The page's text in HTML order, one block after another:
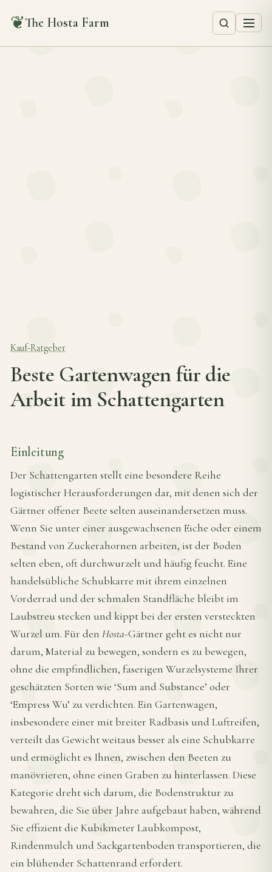
❦The Hosta Farm
Kauf-Ratgeber
Beste Gartenwagen für die
Arbeit im Schattengarten
Einleitung
Der Schattengarten stellt eine besondere Reihe
logistischer Herausforderungen dar, mit denen sich der
Gärtner offener Beete selten auseinandersetzen muss.
Wenn Sie unter einer ausgewachsenen Eiche oder einem
Bestand von Zuckerahornen arbeiten, ist der Boden
selten eben, oft durchwurzelt und häufig feucht. Eine
handelsübliche Schubkarre mit ihrem einzelnen
Vorderrad und der schmalen Standfläche bleibt im
Laubstreu stecken und kippt bei der ersten versteckten
Wurzel um. Für den Hosta-Gärtner geht es nicht nur
darum, Material zu bewegen, sondern es zu bewegen,
ohne die empfindlichen, faserigen Wurzelsysteme Ihrer
geschätzten Sorten wie ‘Sum and Substance’ oder
‘Empress Wu’ zu verdichten. Ein Gartenwagen,
insbesondere einer mit breiter Radbasis und Luftreifen,
verteilt das Gewicht weitaus besser als eine Schubkarre
und ermöglicht es Ihnen, zwischen den Beeten zu
manövrieren, ohne einen Graben zu hinterlassen. Diese
Kategorie dreht sich darum, die Bodenstruktur zu
bewahren, die Sie über Jahre aufgebaut haben, während
Sie effizient die Kubikmeter Laubkompost,
Rindenmulch und Sackgartenboden transportieren, die
ein blühender Schattenrand erfordert.